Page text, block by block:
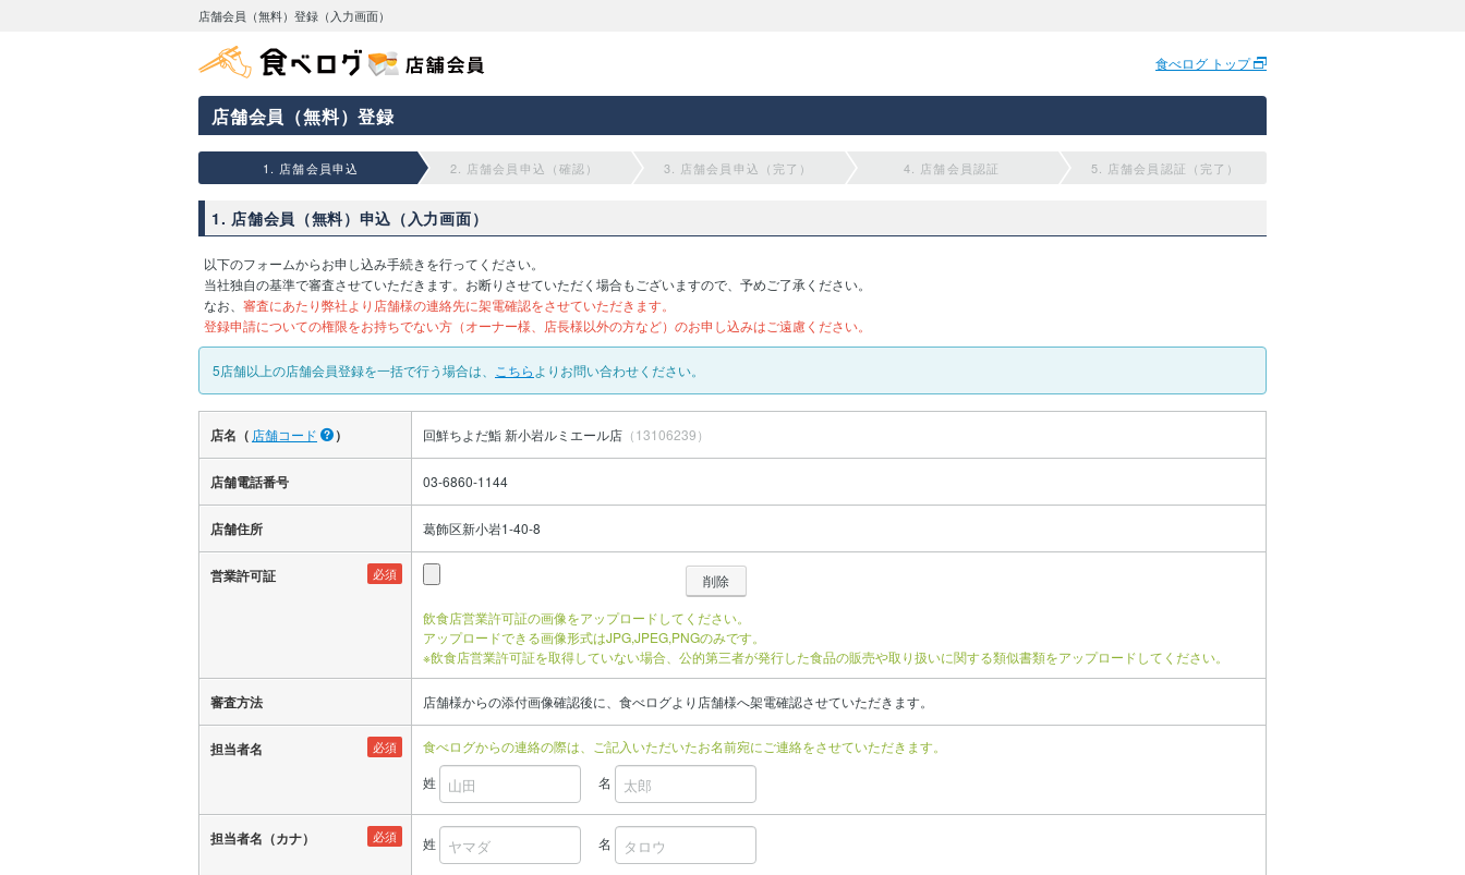
店舗会員（無料）登録（入力画面）
食べログ トップ
店舗会員（無料）登録
1. 店舗会員申込 2. 店舗会員申込（確認） 3. 店舗会員申込（完了） 4. 店舗会員認証 5. 店舗会員認証（完了）
1. 店舗会員（無料）申込（入力画面）
以下のフォームからお申し込み手続きを行ってください。
当社独自の基準で審査させていただきます。お断りさせていただく場合もございますので、予めご了承ください。
なお、 審査にあたり弊社より店舗様の連絡先に架電確認をさせていただきます。
登録申請についての権限をお持ちでない方（オーナー様、店長様以外の方など）のお申し込みはご遠慮ください。
5店舗以上の店舗会員登録を一括で行う場合は、 こちら よりお問い合わせください。
店名（ 店舗コード ） 回鮮ちよだ鮨 新小岩ルミエール店 （13106239）
店舗電話番号 03-6860-1144
店舗住所 葛飾区新小岩1-40-8
必須
営業許可証
飲食店営業許可証の画像をアップロードしてください。
アップロードできる画像形式はJPG,JPEG,PNGのみです。
※飲食店営業許可証を取得していない場合、公的第三者が発行した食品の販売や取り扱いに関する類似書類をアップロードしてください。
審査方法 店舗様からの添付画像確認後に、食べログより店舗様へ架電確認させていただきます。
必須
担当者名
食べログからの連絡の際は、ご記入いただいたお名前宛にご連絡をさせていただきます。
姓
名
必須
担当者名（カナ） 姓 名